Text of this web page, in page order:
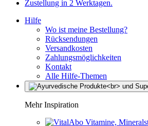
Zustellung in 2 Werktagen.
Hilfe
Wo ist meine Bestellung?
Rücksendungen
Versandkosten
Zahlungsmöglichkeiten
Kontakt
Alle Hilfe-Themen
Mehr Inspiration
Vitamine,